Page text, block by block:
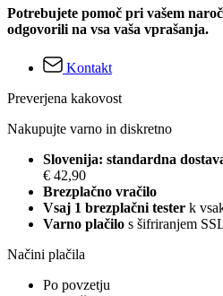
Potrebujete pomoč pri vašem
odgovorili na vsa vaša vprašanja.
Kontakt
Preverjena kakovost
Nakupujte varno in diskretno
Slovenija: standardna
€ 42,90
Brezplačno vračilo
Vsaj 1 brezplačni tester k
Varno plačilo s šifriranjem
Načini plačila
Po povzetju